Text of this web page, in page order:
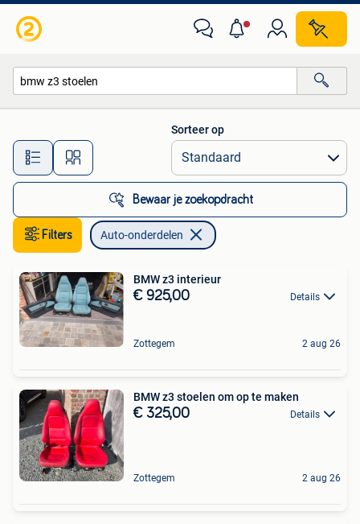
Alle afstanden…
Sorteer op
Bewaar je zoekopdracht
Filters Auto-onderdelen
BMW z3 interieur
€ 925,00 Details
Zottegem 2 aug 26
BMW z3 stoelen om op te maken
€ 325,00 Details
Zottegem 2 aug 26